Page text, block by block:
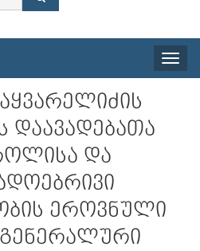
Toggle
დაავადებათა
და
ეროვნული